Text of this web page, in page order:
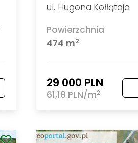
ul. Hugona Kołłątaja
Powierzchnia
474 m2
29 000 PLN
61,18 PLN/m2